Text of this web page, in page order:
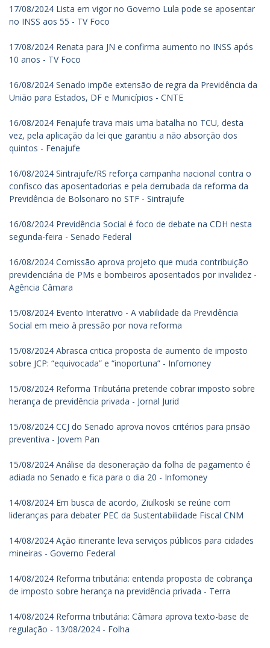
17/08/2024 Lista em vigor no Governo Lula pode se aposentar
no INSS aos 55 - TV Foco
17/08/2024 Renata para JN e confirma aumento no INSS após
10 anos - TV Foco
16/08/2024 Senado impõe extensão de regra da Previdência da
União para Estados, DF e Municípios - CNTE
16/08/2024 Fenajufe trava mais uma batalha no TCU, desta
vez, pela aplicação da lei que garantiu a não absorção dos
quintos - Fenajufe
16/08/2024 Sintrajufe/RS reforça campanha nacional contra o
confisco das aposentadorias e pela derrubada da reforma da
Previdência de Bolsonaro no STF - Sintrajufe
16/08/2024 Previdência Social é foco de debate na CDH nesta
segunda-feira - Senado Federal
16/08/2024 Comissão aprova projeto que muda contribuição
previdenciária de PMs e bombeiros aposentados por invalidez -
Agência Câmara
15/08/2024 Evento Interativo - A viabilidade da Previdência
Social em meio à pressão por nova reforma
15/08/2024 Abrasca critica proposta de aumento de imposto
sobre JCP: “equivocada” e “inoportuna” - Infomoney
15/08/2024 Reforma Tributária pretende cobrar imposto sobre
herança de previdência privada - Jornal Jurid
15/08/2024 CCJ do Senado aprova novos critérios para prisão
preventiva - Jovem Pan
15/08/2024 Análise da desoneração da folha de pagamento é
adiada no Senado e fica para o dia 20 - Infomoney
14/08/2024 Em busca de acordo, Ziulkoski se reúne com
lideranças para debater PEC da Sustentabilidade Fiscal CNM
14/08/2024 Ação itinerante leva serviços públicos para cidades
mineiras - Governo Federal
14/08/2024 Reforma tributária: entenda proposta de cobrança
de imposto sobre herança na previdência privada - Terra
14/08/2024 Reforma tributária: Câmara aprova texto-base de
regulação - 13/08/2024 - Folha